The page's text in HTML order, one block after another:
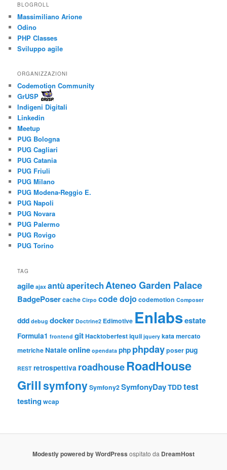
BLOGROLL
Massimiliano Arione
Odino
PHP Classes
Sviluppo agile
ORGANIZZAZIONI
Codemotion Community
GrUSP
Indigeni Digitali
Linkedin
Meetup
PUG Bologna
PUG Cagliari
PUG Catania
PUG Friuli
PUG Milano
PUG Modena-Reggio E.
PUG Napoli
PUG Novara
PUG Palermo
PUG Rovigo
PUG Torino
TAG
agile ajax antùaperitechAteneo Garden Palace
BadgePosercache Cirpo code dojo codemotion Composer
ddd debug docker Doctrine2 Edimotive Enlabsestate
Formula1 frontend gitHacktoberfestiquii jquery kata mercato
metriche Nataleonline opendata php phpdayposerpug
REST retrospettiva roadhouseRoadHouse
GrillsymfonySymfony2SymfonyDayTDDtest
testingwcap
Modestly powered by WordPress ospitato da DreamHost